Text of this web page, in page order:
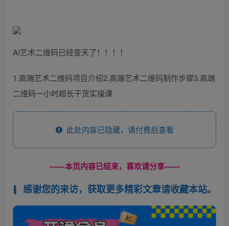
AI艺术二维码已经变天了！！！！
1.高端艺术二维码项目介绍2.高端艺术二维码制作步骤3.高端
二维码一小时超长干货实操课
此处内容已隐藏，请付费后查看
------本页内容已结束，喜欢请分享------
感谢您的来访，获取更多精彩文章请收藏本站。